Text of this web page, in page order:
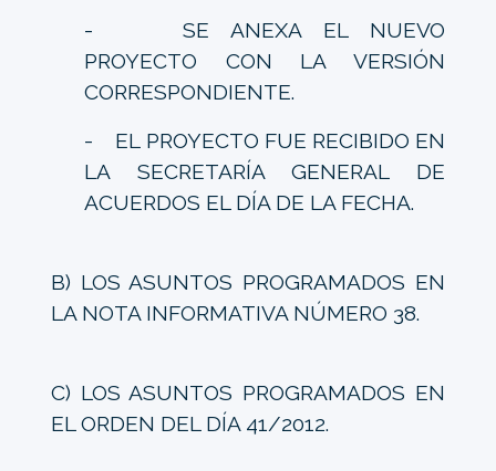
- SE ANEXA EL NUEVO
PROYECTO CON LA VERSIÓN
CORRESPONDIENTE.
- EL PROYECTO FUE RECIBIDO EN
LA SECRETARÍA GENERAL DE
ACUERDOS EL DÍA DE LA FECHA.
B) LOS ASUNTOS PROGRAMADOS EN
LA NOTA INFORMATIVA NÚMERO 38.
C) LOS ASUNTOS PROGRAMADOS EN
EL ORDEN DEL DÍA 41/2012.